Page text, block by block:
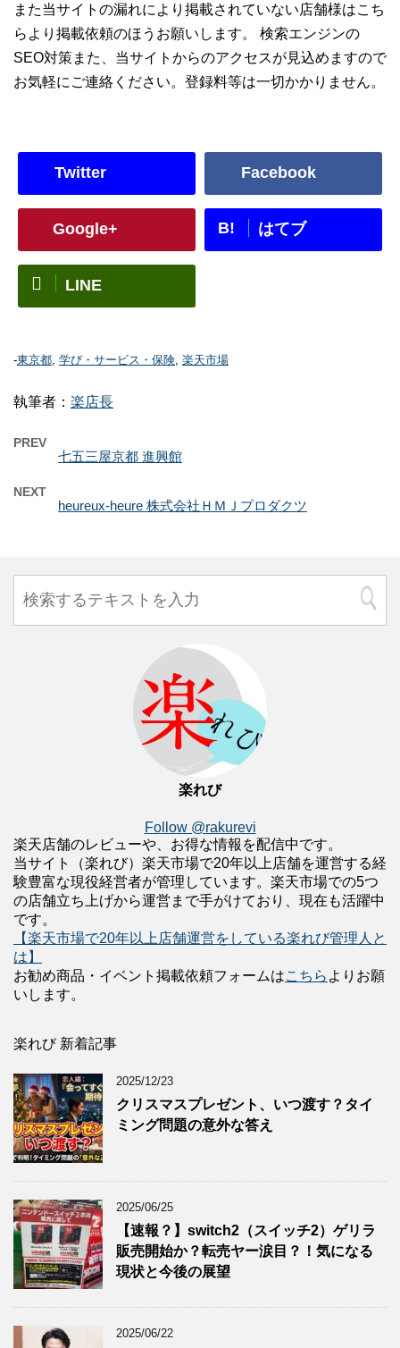
また当サイトの漏れにより掲載されていない店舗様はこち
らより掲載依頼のほうお願いします。 検索エンジンの
SEO対策また、当サイトからのアクセスが見込めますので
お気軽にご連絡ください。登録料等は一切かかりません。
Twitter Facebook
Google+ B! はてブ
LINE
-東京都, 学び・サービス・保険, 楽天市場
執筆者： 楽店長
PREV
七五三屋京都 進興館
NEXT
heureux-heure 株式会社ＨＭＪプロダクツ
楽れび
Follow @rakurevi
楽天店舗のレビューや、お得な情報を配信中です。
当サイト（楽れび）楽天市場で20年以上店舗を運営する経
験豊富な現役経営者が管理しています。楽天市場での5つ
の店舗立ち上げから運営まで手がけており、現在も活躍中
です。
【楽天市場で20年以上店舗運営をしている楽れび管理人と
は】
お勧め商品・イベント掲載依頼フォームはこちら よりお願
いします。
楽れび 新着記事
2025/12/23
クリスマスプレゼント、いつ渡す？タイ
ミング問題の意外な答え
2025/06/25
【速報？】switch2（スイッチ2）ゲリラ
販売開始か？転売ヤー涙目？！気になる
現状と今後の展望
2025/06/22